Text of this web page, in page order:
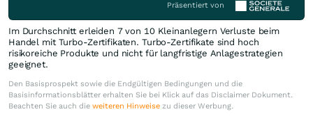
Präsentiert von
Im Durchschnitt erleiden 7 von 10 Kleinanlegern Verluste beim
Handel mit Turbo-Zertifikaten. Turbo-Zertifikate sind hoch
risikoreiche Produkte und nicht für langfristige Anlagestrategien
geeignet.
Den Basisprospekt sowie die Endgültigen Bedingungen und die
Basisinformationsblätter erhalten Sie bei Klick auf das Disclaimer Dokument.
Beachten Sie auch die weiteren Hinweise zu dieser Werbung.